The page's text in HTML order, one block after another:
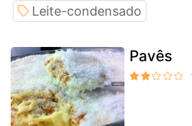
Leite-condensado
Pavês